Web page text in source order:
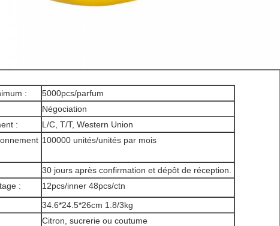
:
5000pcs/parfum
Négociation
:
L/C, T/T, Western Union
100000 unités/unités par mois
30 jours après confirmation et dépôt de réception.
:
12pcs/inner 48pcs/ctn
34.6*24.5*26cm 1.8/3kg
Citron, sucrerie ou coutume